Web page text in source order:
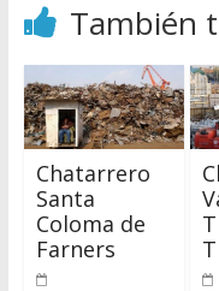
También
Chatarrero
Santa
Coloma de
Farners